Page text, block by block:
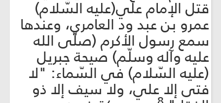
قتل الإمام علي(عليه السّلام)
عمرو بن عبد ود العامري، وعندها
سمع رسول الأكرم (صلّى الله
عليه وآله وسلّم) صيحة جبريل
(عليه السّلام) في السّماء: "لا
فتى إلا علي، ولا سيف إلا ذو